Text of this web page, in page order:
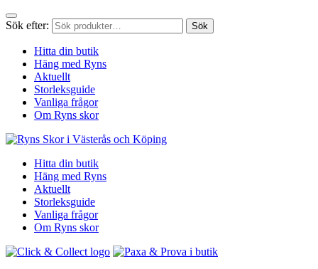
Sök efter: Sök
Hitta din butik
Häng med Ryns
Aktuellt
Storleksguide
Vanliga frågor
Om Ryns skor
Hitta din butik
Häng med Ryns
Aktuellt
Storleksguide
Vanliga frågor
Om Ryns skor